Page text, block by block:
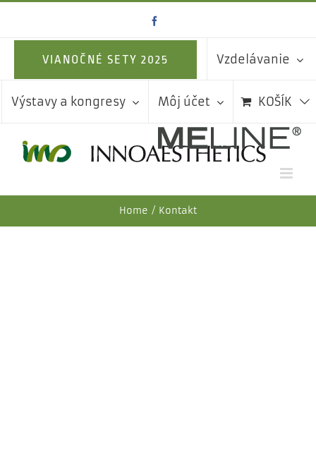
contentVIANOČNÉ SETY 2025 Vzdelávanie
Výstavy a kongresy Môj účet KOŠÍK
Home Kontakt